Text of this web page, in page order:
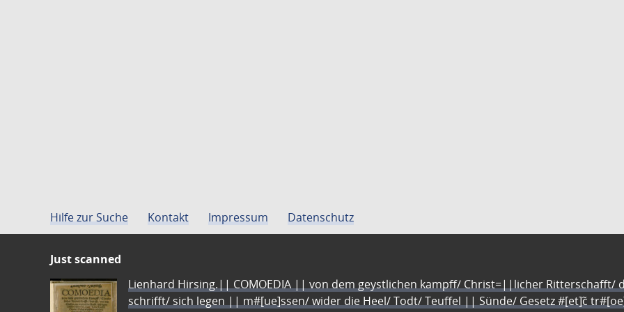
Hilfe zur Suche Kontakt Impressum Datenschutz
Just scanned
Lienhard Hirsing.|| COMOEDIA || von dem geystlichen kampff/ Christ=||licher Ritterschafft/
schrifft/ sich legen || m#[ue]ssen/ wider die Heel/ Todt/ Teuffel || Sünde/ Gesetz #[et]c̃